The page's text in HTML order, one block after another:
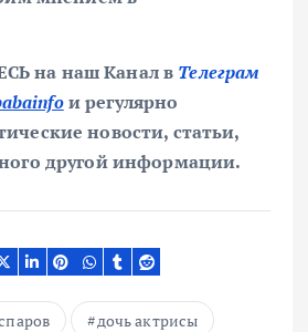
на наш Канал в Телеграм
и регулярно
новости, статьи,
другой информации.
дочь актрисы